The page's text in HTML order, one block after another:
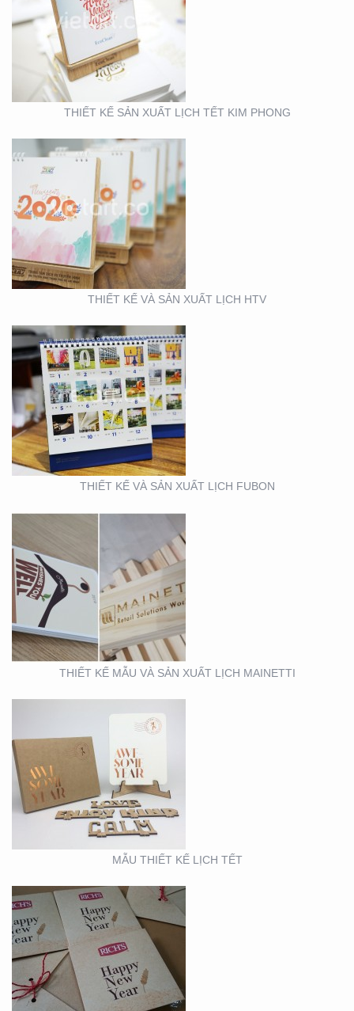
THIẾT KẾ SẢN XUẤT LỊCH TẾT KIM PHONG
THIẾT KẾ VÀ SẢN XUẤT
LỊCH HTV
THIẾT KẾ VÀ SẢN XUẤT LỊCH HTV
THIẾT KẾ VÀ SẢN XUẤT
LỊCH FUBON
THIẾT KẾ VÀ SẢN XUẤT LỊCH FUBON
THIẾT KẾ MẪU VÀ SẢN
XUẤT LỊCH MAINETTI
THIẾT KẾ MẪU VÀ SẢN XUẤT LỊCH MAINETTI
MẪU THIẾT KẾ LỊCH
TẾT
MẪU THIẾT KẾ LỊCH TẾT
MẪU THIẾT KẾ THIỆP
TẾT RICHS
BOOTH TRIỂN LÃM
ACME (HỘI CHỢ VIFA)